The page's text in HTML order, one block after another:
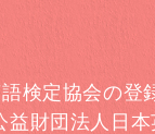
検定協会の登
益財団法人日本